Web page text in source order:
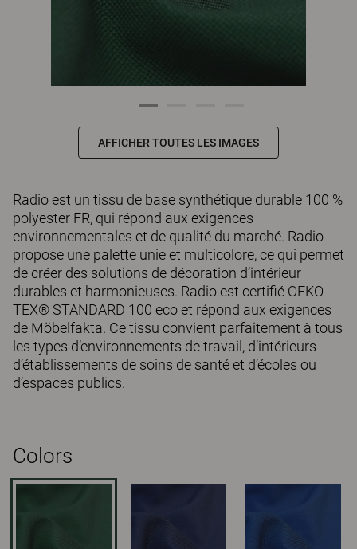
AFFICHER TOUTES LES IMAGES
Radio est un tissu de base synthétique durable 100 %
polyester FR, qui répond aux exigences
environnementales et de qualité du marché. Radio
propose une palette unie et multicolore, ce qui permet
de créer des solutions de décoration d’intérieur
durables et harmonieuses. Radio est certifié OEKO-
TEX® STANDARD 100 eco et répond aux exigences
de Möbelfakta. Ce tissu convient parfaitement à tous
les types d’environnements de travail, d’intérieurs
d’établissements de soins de santé et d’écoles ou
d’espaces publics.
Colors